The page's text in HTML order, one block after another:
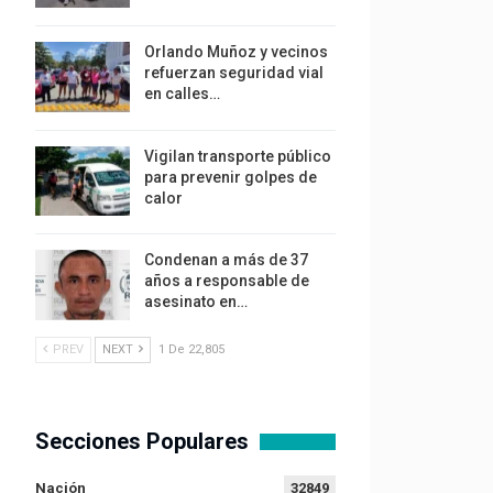
Orlando Muñoz y vecinos
refuerzan seguridad vial
en calles…
Vigilan transporte público
para prevenir golpes de
calor
Condenan a más de 37
años a responsable de
asesinato en…
PREV NEXT 1 De 22,805
Secciones Populares
Nación 32849